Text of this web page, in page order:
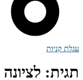
עגלת קניות
תגית: